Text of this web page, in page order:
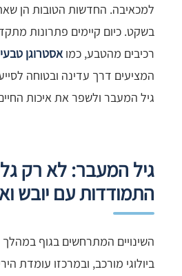
למכאיבה. החדשות הטובות הן
בשקט. כיום קיימים פתרונות
רכיבים מהטבע, כמואסטרוגן טבעי
המציעים דרך עדינה ובטוחה
גיל המעבר ולשפר את איכות
גיל המעבר: לא רק
התמודדות עם יובש
השינויים המתרחשים בגוף במהלך
ביולוגי מורכב, ובמרכזו עומדת